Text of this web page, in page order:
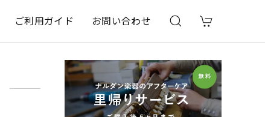
ご利用ガイド お問い合わせ